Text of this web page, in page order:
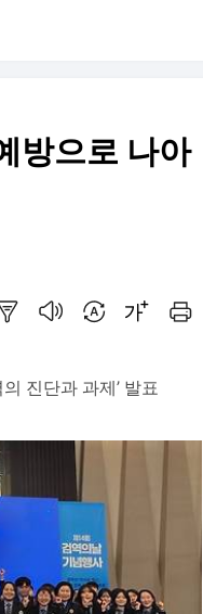
방으로 나아
진단과 과제’ 발표